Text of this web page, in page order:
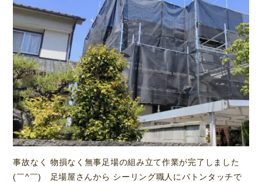
事故なく 物損なく無事足場の組み立て作業が完了しました
(￣^￣)ゞ足場屋さんから シーリング職人にバトンタッチで